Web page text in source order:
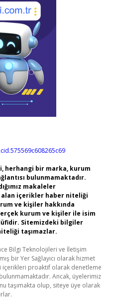
herhangi bir marka, kurum
bulunmamaktadır.
makaleler
alan içerikler haber niteliği
ve kişiler hakkında
kurum ve kişiler ile isim
Sitemizdeki bilgiler
taşımazlar.
Bilgi Teknolojileri ve İletişim
bir Yer Sağlayıcı olarak hizmet
içerikleri proaktif olarak denetleme
Ancak, üyelerimiz
taşımakta olup, siteye üye olarak